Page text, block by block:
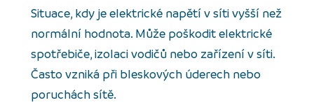
Situace, kdy je elektrické napětí v síti vyšší než
normální hodnota. Může poškodit elektrické
spotřebiče, izolaci vodičů nebo zařízení v síti.
Často vzniká při bleskových úderech nebo
poruchách sítě.